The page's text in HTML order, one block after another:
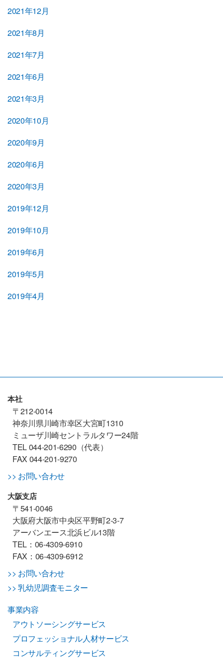
2021年12月
2021年8月
2021年7月
2021年6月
2021年3月
2020年10月
2020年9月
2020年6月
2020年3月
2019年12月
2019年10月
2019年6月
2019年5月
2019年4月
本社
〒212-0014
神奈川県川崎市幸区大宮町1310
ミューザ川崎セントラルタワー24階
TEL 044-201-6290（代表）
FAX 044-201-9270
>> お問い合わせ
大阪支店
〒541-0046
大阪府大阪市中央区平野町2-3-7
アーバンエース北浜ビル13階
TEL：06-4309-6910
FAX：06-4309-6912
>> お問い合わせ
>> 乳幼児調査モニター
事業内容
アウトソーシングサービス
プロフェッショナル人材サービス
コンサルティングサービス